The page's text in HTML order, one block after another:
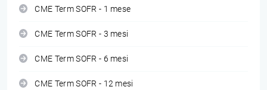
CME Term SOFR - 1 mese
CME Term SOFR - 3 mesi
CME Term SOFR - 6 mesi
CME Term SOFR - 12 mesi